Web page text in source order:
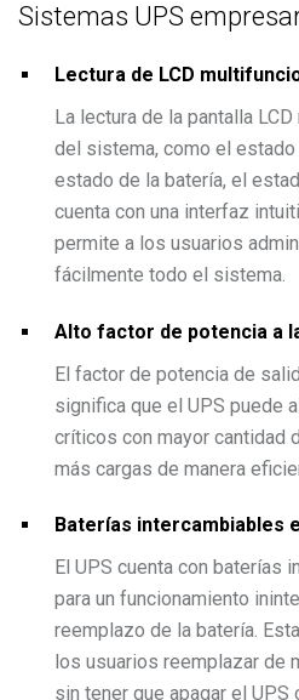
Sistemas UPS
Lectura de LCD
La lectura de la pantalla
del sistema, como el estado
estado de la batería, el
cuenta con una interfaz
permite a los usuarios
fácilmente todo el sistema.
Alto factor de potencia a
El factor de potencia de
significa que el UPS puede
críticos con mayor cantidad
más cargas de manera
Baterías intercambiables
El UPS cuenta con baterías
para un funcionamiento
reemplazo de la batería.
los usuarios reemplazar de
sin tener que apagar el UPS